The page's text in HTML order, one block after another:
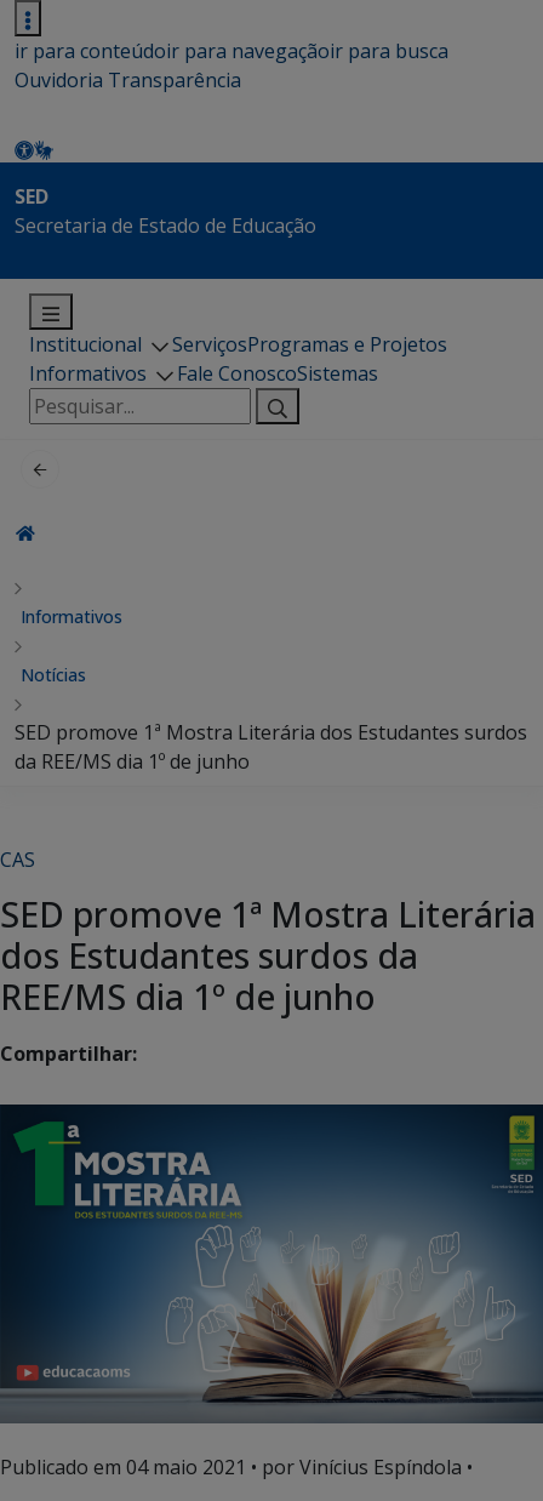
ir para conteúdoir para navegaçãoir para busca
Ouvidoria Transparência
SED
Secretaria de Estado de Educação
Institucional ServiçosProgramas e Projetos
Informativos
Fale ConoscoSistemas
Pesquisar
por:
Informativos
Notícias
SED promove 1ª Mostra Literária dos Estudantes surdos
da REE/MS dia 1º de junho
CAS
SED promove 1ª Mostra Literária
dos Estudantes surdos da
REE/MS dia 1º de junho
Compartilhar:
Publicado em 04 maio 2021 • por Vinícius Espíndola •